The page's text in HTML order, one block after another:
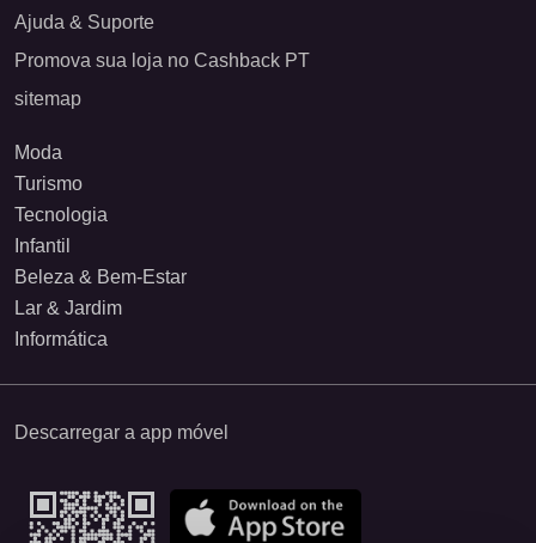
Ajuda & Suporte
Promova sua loja no Cashback PT
sitemap
Moda
Turismo
Tecnologia
Infantil
Beleza & Bem-Estar
Lar & Jardim
Informática
Descarregar a app móvel